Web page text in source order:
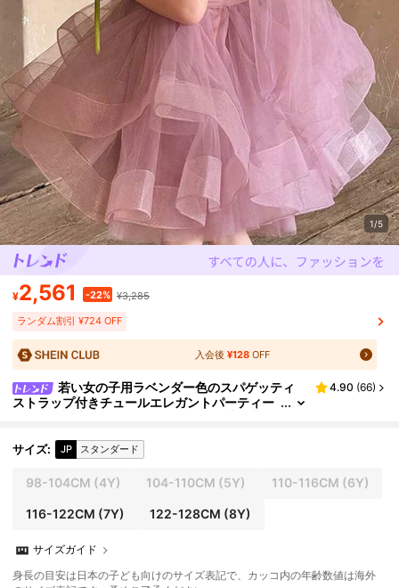
1/5
¥2,561 -22% ¥3,285
ランダム割引 ¥724 OFF
入会後 ¥128OFF
若い女の子用ラベンダー色のスパゲッティ
ストラップ付きチュールエレガントパーティー
す
4.90 (66)
サイズ: JP スタンダード
98-104CM (4Y) 104-110CM (5Y) 110-116CM (6Y)
116-122CM (7Y) 122-128CM (8Y)
サイズガイド
身長の目安は日本の子ども向けのサイズ表記で、カッコ内の年齢数値は海外